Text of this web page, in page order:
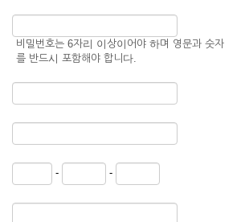
.
준칙)
따릅니다.
은 서비스 이용 희망자가 본 약관에 동의한
로써 성립하며, 회사는 신청자의 실명 확인 절
비밀번호는 6자리 이상이어야 하며 영문과 숫자
를 반드시 포함해야 합니다.
- -